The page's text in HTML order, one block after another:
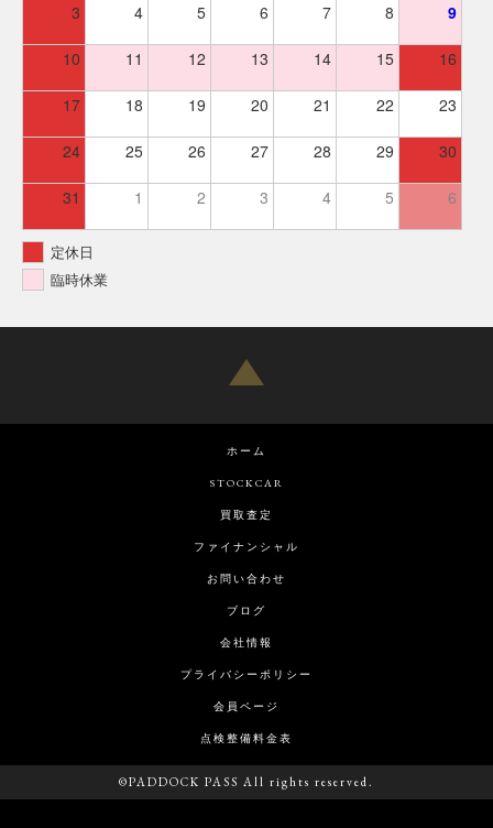
3 4 5 6 7 8 9
10 11 12 13 14 15 16
17 18 19 20 21 22 23
24 25 26 27 28 29 30
31 1 2 3 4 5 6
定休日
臨時休業
ホーム
STOCKCAR
買取査定
ファイナンシャル
お問い合わせ
ブログ
会社情報
プライバシーポリシー
会員ページ
点検整備料金表
©PADDOCK PASS All rights reserved.